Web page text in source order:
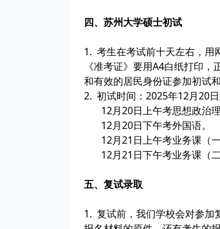
四、苏州大学硕士初试
1. 考生在考试前十天左右，用
《准考证》要用A4白纸打印
和有效的居民身份证参加初试和
2. 初试时间：2025年12月20
12月20日上午考思想政治理
12月20日下午考外国语。
12月21日上午考业务课（一
12月21日下午考业务课（二
五、复试录取
1. 复试前，我们学校会对参加